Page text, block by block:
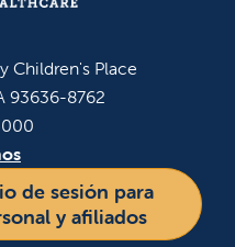
Children's Place
93636-8762
de sesión para
y afiliados